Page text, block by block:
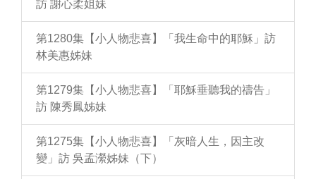
訪 謝心柔姐妹
第1280集【小人物悲喜】「我生命中的耶穌」訪
林美惠姊妹
第1279集【小人物悲喜】「耶穌垂聽我的禱告」
訪 陳秀鳳姊妹
第1275集【小人物悲喜】「灰暗人生，因主改
變」訪 吳孟瀠姊妹（下）